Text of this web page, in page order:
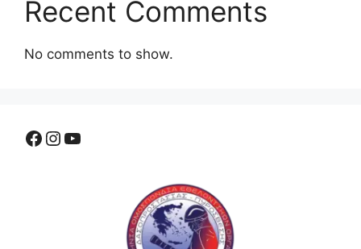
Recent Comments
No comments to show.